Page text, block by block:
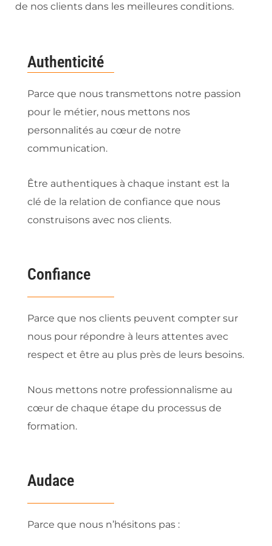
de nos clients dans les meilleures conditions.
Authenticité
Parce que nous transmettons notre passion
pour le métier, nous mettons nos
personnalités au cœur de notre
communication.
Être authentiques à chaque instant est la
clé de la relation de confiance que nous
construisons avec nos clients.
Confiance
Parce que nos clients peuvent compter sur
nous pour répondre à leurs attentes avec
respect et être au plus près de leurs besoins.
Nous mettons notre professionnalisme au
cœur de chaque étape du processus de
formation.
Audace
Parce que nous n’hésitons pas :